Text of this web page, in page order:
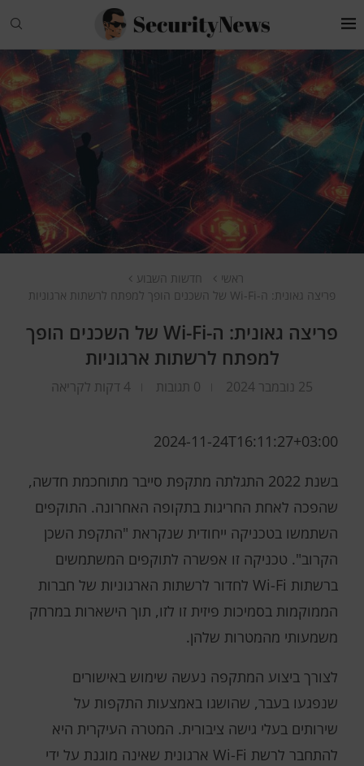
ראשי
חדשות השבוע
פריצה גאונית: ה-Wi-Fi של השכנים הופך למפתח לרשתות ארגוניות
פריצה גאונית: ה-Wi-Fi של השכנים הופך
למפתח לרשתות ארגוניות
25 נובמבר 2024 0 תגובות 4 דקות לקריאה
2024-11-24T16:11:27+03:00
בשנת 2022 התגלתה מתקפת סייבר מתוחכמת חדשה,
שהפכה לאחת החריגות בתקופה האחרונה. התוקפים
השתמשו בטכניקה ייחודית שנקראת "התקפת השכן
הקרוב". טכניקה זו אפשרה לתוקפים המשתמשים
ברשתות Wi-Fi לחדור לרשתות הארגוניות של חברות
הממוקמות בסמיכות פיזית זו לזו, תוך הישארות במרחק
משמעותי מהמטרות שלהן.
לצורך ביצוע המתקפה נעשה שימוש באישורים
שנפגעו בעבר, שהושגו באמצעות התקפות על
שירותים בעלי גישה ציבורית. המטרה העיקרית היא
להתחבר לרשת Wi-Fi ארגונית שאינה מוגנת על ידי